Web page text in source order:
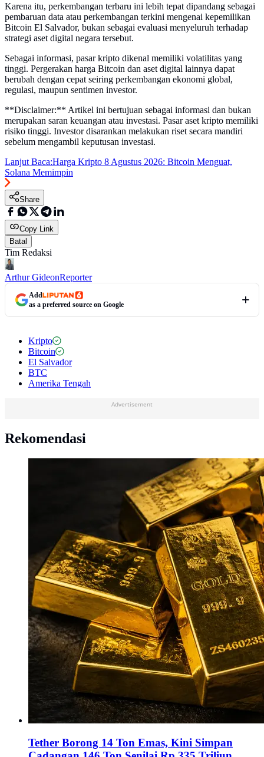
Karena itu, perkembangan terbaru ini lebih tepat dipandang sebagai
pembaruan data atau perkembangan terkini mengenai kepemilikan
Bitcoin El Salvador, bukan sebagai evaluasi menyeluruh terhadap
strategi aset digital negara tersebut.
Sebagai informasi, pasar kripto dikenal memiliki volatilitas yang
tinggi. Pergerakan harga Bitcoin dan aset digital lainnya dapat
berubah dengan cepat seiring perkembangan ekonomi global,
regulasi, maupun sentimen investor.
**Disclaimer:** Artikel ini bertujuan sebagai informasi dan bukan
merupakan saran keuangan atau investasi. Pasar aset kripto memiliki
risiko tinggi. Investor disarankan melakukan riset secara mandiri
sebelum mengambil keputusan investasi.
Lanjut Baca:Harga Kripto 8 Agustus 2026: Bitcoin Menguat,
Solana Memimpin
Share
Copy Link
Batal
Tim Redaksi
Arthur GideonReporter
Add
as a preferred source on Google
Kripto
Bitcoin
El Salvador
BTC
Amerika Tengah
Advertisement
Rekomendasi
Tether Borong 14 Ton Emas, Kini Simpan